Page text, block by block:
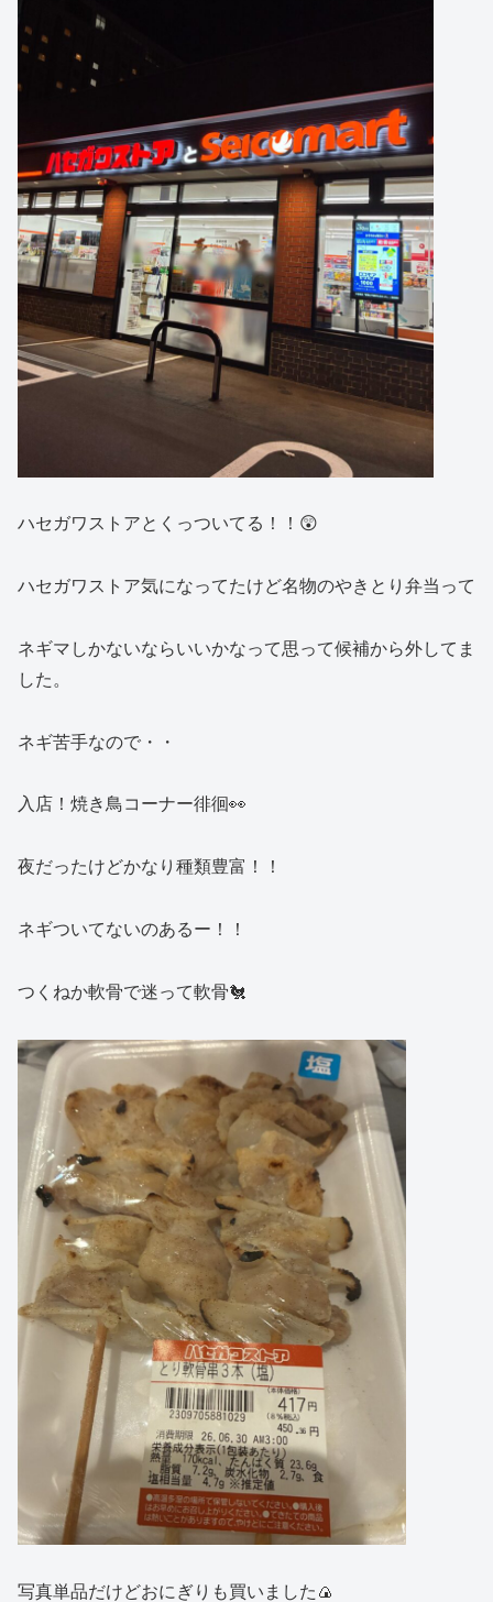
ハセガワストアとくっついてる！！😲
ハセガワストア気になってたけど名物のやきとり弁当って
ネギマしかないならいいかなって思って候補から外してま
した。
ネギ苦手なので・・
入店！焼き鳥コーナー徘徊👀
夜だったけどかなり種類豊富！！
ネギついてないのあるー！！
つくねか軟骨で迷って軟骨🐔
写真単品だけどおにぎりも買いました🍙